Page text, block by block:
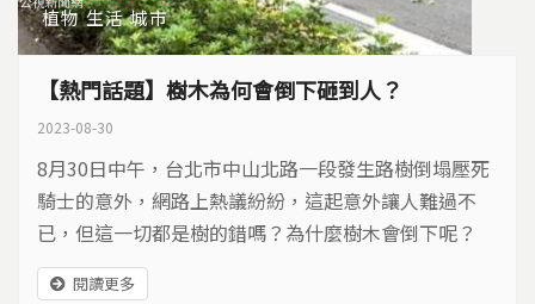
植物 生活 城市
【熱門話題】樹木為何會倒下砸到人？
2023-08-30
8月30日中午，台北市中山北路一段發生路樹倒塌壓死
騎士的意外，網路上熱議紛紛，這起意外讓人難過不
已，但這一切都是樹的錯嗎？為什麼樹木會倒下呢？
閱讀更多